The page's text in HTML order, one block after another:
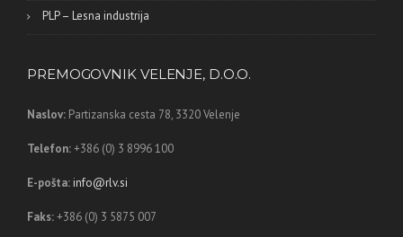
PLP – Lesna industrija
PREMOGOVNIK VELENJE, D.O.O.
Naslov: Partizanska cesta 78, 3320 Velenje
Telefon:+386 (0) 3 8996 100
E-pošta: info@rlv.si
Faks:+386 (0) 3 5875 007